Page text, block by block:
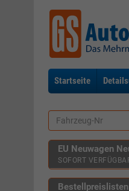
Startseite
EU Neuwagen
SOFORT